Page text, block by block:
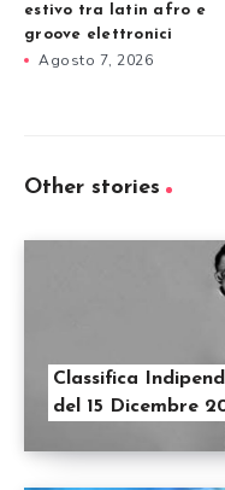
estivo tra latin afro e
groove elettronici
Agosto 7, 2026
Other stories
Classifica
del 15 Dicembre